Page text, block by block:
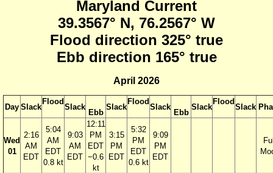
Maryland Current
39.3567° N, 76.2567° W
Flood direction 325° true
Ebb direction 165° true
April 2026
Day Slack
Flood
Slack
Ebb
Slack
Flood
Slack
Ebb
Slack
Flood
Slack
Wed
01
2:16
AM
EDT
5:04
AM
EDT
0.8 kt
9:03
AM
EDT
12:11
PM
EDT
−0.6
kt
3:15
PM
EDT
5:32
PM
EDT
0.6 kt
9:09
PM
EDT